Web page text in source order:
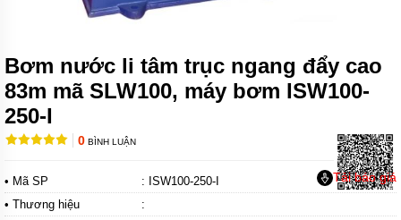
NGANG
MÁY
BƠM
HỎA
TIỄN
BƠM
ĐỊNH
LƯỢNG
Bơm nước li tâm trục ngang đẩy cao
83m mã SLW100, máy bơm ISW100-
250-I
0 BÌNH LUẬN
Tải báo giá
• Mã SP
: ISW100-250-I
• Thương hiệu
: